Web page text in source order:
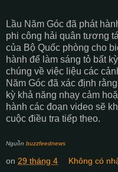
Lầu Năm Góc đã phát
phi công hải quân tương
của Bộ Quốc phòng cho
hành để làm sáng tỏ bất
chúng về việc liệu các
Năm Góc đã xác định
kỳ khả năng nhạy cảm
hành các đoạn video sẽ
cuộc điều tra tiếp theo.
Nguồn buzzfeednews
on 29 tháng 4 Không có